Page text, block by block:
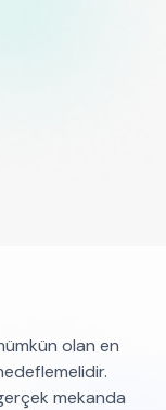
olan en
mekanda